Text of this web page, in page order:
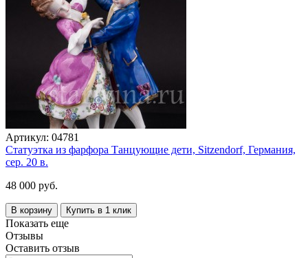
Артикул: 04781
Статуэтка из фарфора Танцующие дети, Sitzendorf, Германия,
сер. 20 в.
48 000 руб.
В корзину Купить в 1 клик
Показать еще
Отзывы
Оставить отзыв